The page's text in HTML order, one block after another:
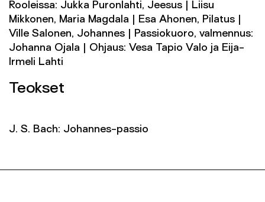
Rooleissa: Jukka Puronlahti, Jeesus | Liisu
Mikkonen, Maria Magdala | Esa Ahonen, Pilatus |
Ville Salonen, Johannes | Passiokuoro, valmennus:
Johanna Ojala | Ohjaus: Vesa Tapio Valo ja Eija-
Irmeli Lahti
Teokset
J. S. Bach: Johannes-passio